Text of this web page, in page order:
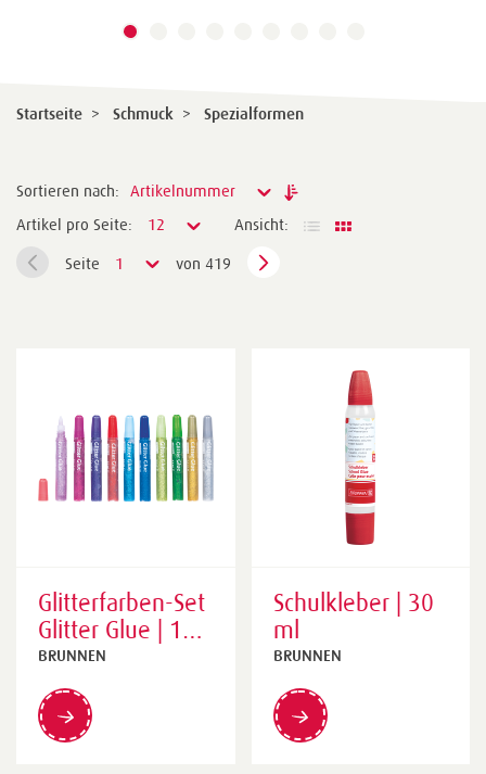
Startseite > Schmuck > Spezialformen
Sortieren nach:
Artikelnummer
Artikel pro Seite:
12 Ansicht:
Seite 1 von 419
Glitterfarben-Set
Glitter Glue | 105
ml
BRUNNEN
Schulkleber | 30
ml
BRUNNEN